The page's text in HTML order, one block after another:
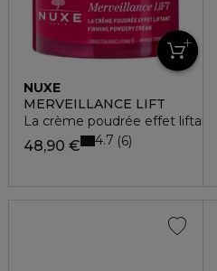
NUXE
MERVEILLANCE LIFT
La crème poudrée effet liftant
48,90 € 4.7 6